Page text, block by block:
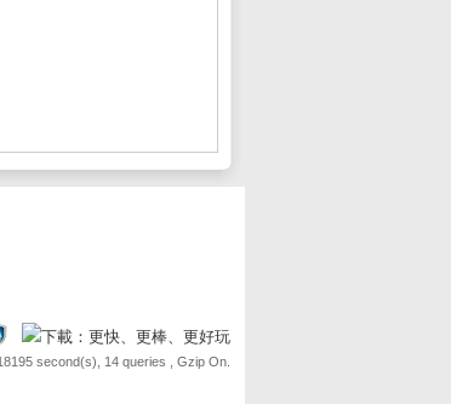
second(s), 14 queries , Gzip On.